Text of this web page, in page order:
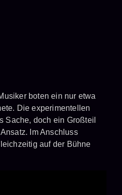
boten ein nur etwa
Die experimentellen
Sache, doch ein Großteil
Im Anschluss
auf der Bühne